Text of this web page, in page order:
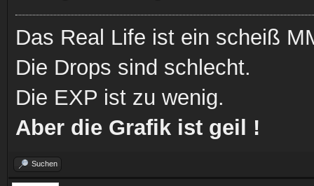
Das Real Life ist ein scheiß
Die Drops sind schlecht.
Die EXP ist zu wenig.
Aber die Grafik ist geil !
Suchen